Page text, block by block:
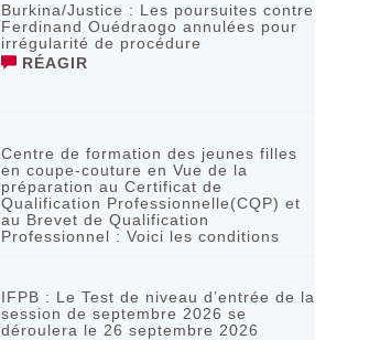
Burkina/Justice : Les poursuites contre
Ferdinand Ouédraogo annulées pour
irrégularité de procédure
RÉAGIR
Centre de formation des jeunes filles
en coupe-couture en Vue de la
préparation au Certificat de
Qualification Professionnelle(CQP) et
au Brevet de Qualification
Professionnel : Voici les conditions
IFPB : Le Test de niveau d’entrée de la
session de septembre 2026 se
déroulera le 26 septembre 2026